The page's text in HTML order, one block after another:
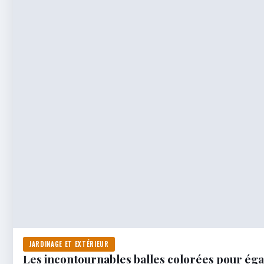
JARDINAGE ET EXTÉRIEUR
Les incontournables balles colorées pour